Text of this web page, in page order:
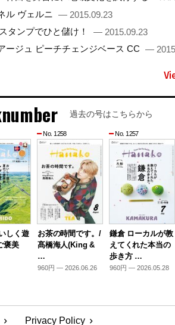
ル ヴェルニ — 2015.09.23
タンプでひと儲け！
— 2015.09.23
ージュ ピーチチェンジベース CC —
過去の号はこちらから
しく遊
褒美
No. 1258
お茶の時間です。/
髙橋海人(King &
…
960円 — 2026.06.26
No. 1257
鎌倉 ローカルが教
えてくれた本当の
歩き方 …
960円 — 2026.05.28
Privacy Policy